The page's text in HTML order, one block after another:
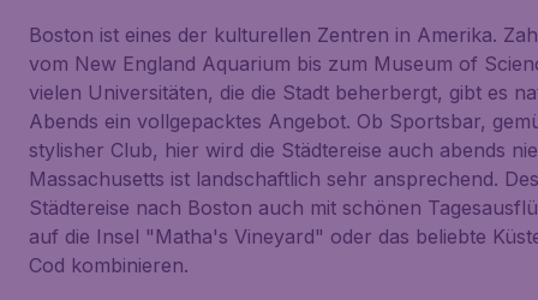
Boston ist eines der kulturellen Zentren in Amerika.
vom New England Aquarium bis zum Museum of
vielen Universitäten, die die Stadt beherbergt, gibt es
Abends ein vollgepacktes Angebot. Ob Sportsbar,
stylisher Club, hier wird die Städtereise auch abends
Massachusetts ist landschaftlich sehr ansprechend.
Städtereise nach Boston auch mit schönen
auf die Insel "Matha's Vineyard" oder das beliebte
Cod kombinieren.